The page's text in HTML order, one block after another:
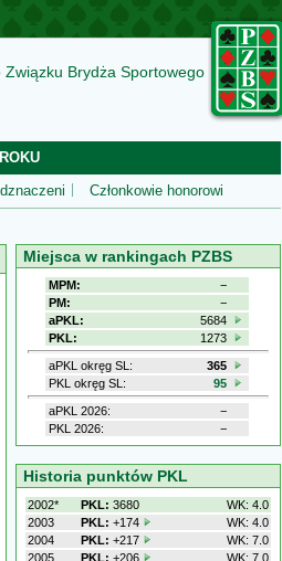
Związku Brydża Sportowego
Członkowie honorowi
Miejsca w rankingach PZBS
MPM:
−
PM:
−
aPKL:
5684
PKL:
1273
aPKL okręg SL:
365
PKL okręg SL:
95
aPKL 2026:
−
PKL 2026:
−
Historia punktów PKL
2002* PKL: 3680
WK: 4.0
2003
PKL: +174
WK: 4.0
2004
PKL: +217
WK: 7.0
2005
PKL: +206
WK: 7.0